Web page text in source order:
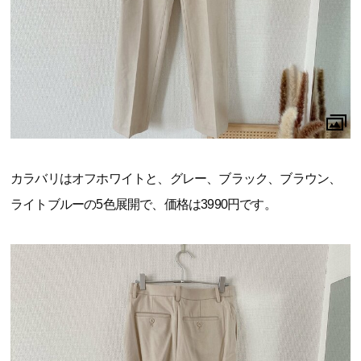
カラバリはオフホワイトと、グレー、ブラック、ブラウン、
ライトブルーの5色展開で、価格は3990円です。